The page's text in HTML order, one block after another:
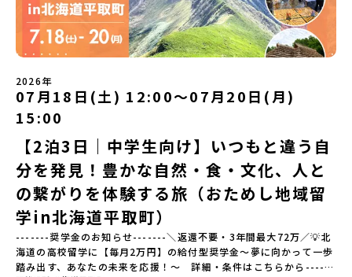
は何をするの？」という疑問にお答えする説明会です。その場所な
らではのプログラムをたっぷりお伝えします！🚩現在公開中の個別
説明会はこちらから（順次公開予定）【5/7(木)】北海道平取町
【5/8(金)】熊本県芦北町▼おためし地域留学の情報▼おためし地域
体験」のプログラム開催情報を公式LINEにて配信中！ぜひご登録く
ださい♪気になることや不安な点は、LINEから気軽にご相談くださ
い。👉 【LINE登録はこちら】
「窯業（ようぎょう）」の町。 窯（かま）で粘土を焼いてつくるも
のづくりが、この町の文化として今も受け継がれています。世界で
も知られる「有田焼」は、この窯業の中から生まれました。長い歴
史の中で積み重ねられてきた技術や工夫、そして“つくる人の想
い”が、この町には残っています。また、文化施設が「日本遺産」や
「日本の20世紀遺産」に認定されるなど日本を代表する伝統工芸の
町です。さらに、有田町には「日本の棚田百選」に選ばれた「岳の
棚田（たなだ）」や「名水百選」や「水源の森百選」に選ばれた
「竜門峡（りゅうもんきょう）」など、思わず立ち止まりたくなる
ような自然も広がり、歴史・文化・自然が重なり合う、“本物”に出
会える場所です。そんな歴史・文化が豊かな佐賀県有田町で実際に
町を歩きながら学ぶフィールドワークをしたり、有田焼づくりに関
わる職人、町で暮らすプロデザイナー、地元の高校で学ぶ生徒など
と交流しながら「伝統的なものづくり」や「未来のデザイン」を一
緒に探求できます。ただ体験するだけじゃなくて、 “どうしてこの形
なんだろう？” “自分だったらどんなデザインにする？” そんなふう
に考える時間も、このプログラムの大切なポイントです。ここで出
会う人や体験が、自分の「好き」や「未来」につながるかもしれま
2026年
07月18日(土) 12:00〜07月20日(月)
15:00
【2泊3日｜中学生向け】いつもと違う自
分を発見！豊かな自然・食・文化、人と
の繋がりを体験する旅（おためし地域留
学in北海道平取町）
-------奨学金のお知らせ-------＼返還不要・3年間最大72万／💡北
海道の高校留学に【毎月2万円】の給付型奨学金～夢に向かって一歩
踏み出す、あなたの未来を応援！～ 詳細・条件はこちらから------